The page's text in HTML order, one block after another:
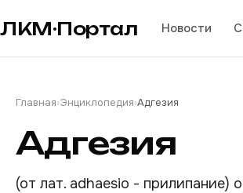
ЛКМ·Портал Новости
Главная›Энциклопедия›Адгезия
Адгезия
(от лат. adhaesio - прилипание)